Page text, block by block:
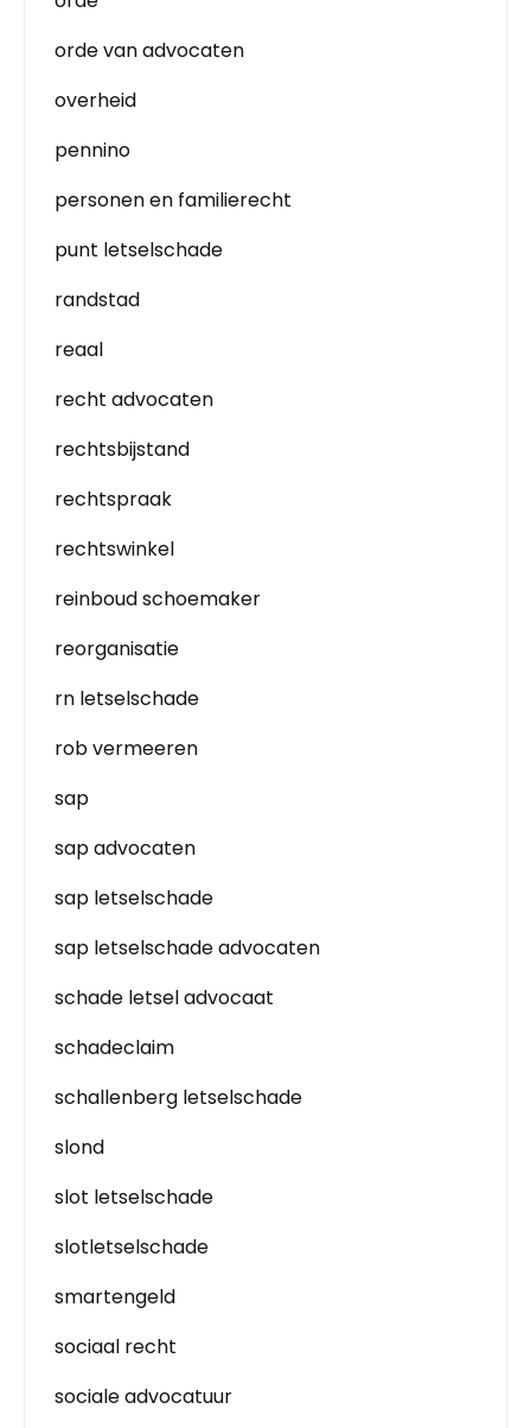
orde van advocaten
overheid
pennino
personen en familierecht
punt letselschade
randstad
reaal
recht advocaten
rechtsbijstand
rechtspraak
rechtswinkel
reinboud schoemaker
reorganisatie
rn letselschade
rob vermeeren
sap
sap advocaten
sap letselschade
sap letselschade advocaten
schade letsel advocaat
schadeclaim
schallenberg letselschade
slond
slot letselschade
slotletselschade
smartengeld
sociaal recht
sociale advocatuur